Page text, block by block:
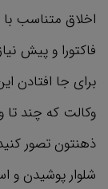
اخلاق متناسب
فاکتورا و پیش
برای جا افتادن
وکالت که چند تا
ذهنتون تصور
شلوار پوشیدن و